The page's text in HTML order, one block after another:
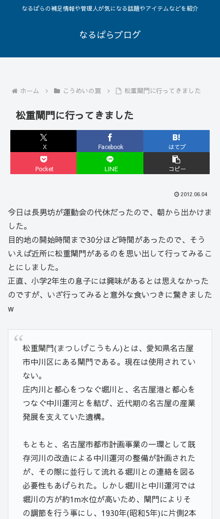
なるぱらの補足情報や管理人が気になる話題やアイテムなどを紹介
なるぱらブログ
ホーム こうめいの罠 松重閘門に行ってきました
松重閘門に行ってきました
X Facebook はてブ
Pocket LINE コピー
2012.06.04
今日は長男坊が運動会の代休だったので、朝から出かけま
した。
目的地の開始時間まで30分ほど時間があったので、そう
いえば近所に松重閘門があるのを思い出して行ってみるこ
とにしました。
正直、小学2年生の息子には興味があるとは思えなかった
のですが、いざ行ってみると意外な食いつきに驚きました
w
松重閘門(まつしげこうもん)とは、愛知県名古屋
市中川区にある閘門である。現在は使用されてい
ない。
庄内川と都心をつなぐ堀川と、名古屋港と都心を
つなぐ中川運河とを結び、近代期の名古屋の産業
発展を支えていた遺構。
もともと、名古屋市都市計画事業の一環として既
存河川の改造による中川運河の整備が計画された
が、その際に並行して流れる堀川との連絡を図る
必要性もあげられた。しかし堀川と中川運河では
堀川の方が約1m水位が高いため、閘門によりそ
の調節を行う事にし、1930年(昭和5年)に片側2本